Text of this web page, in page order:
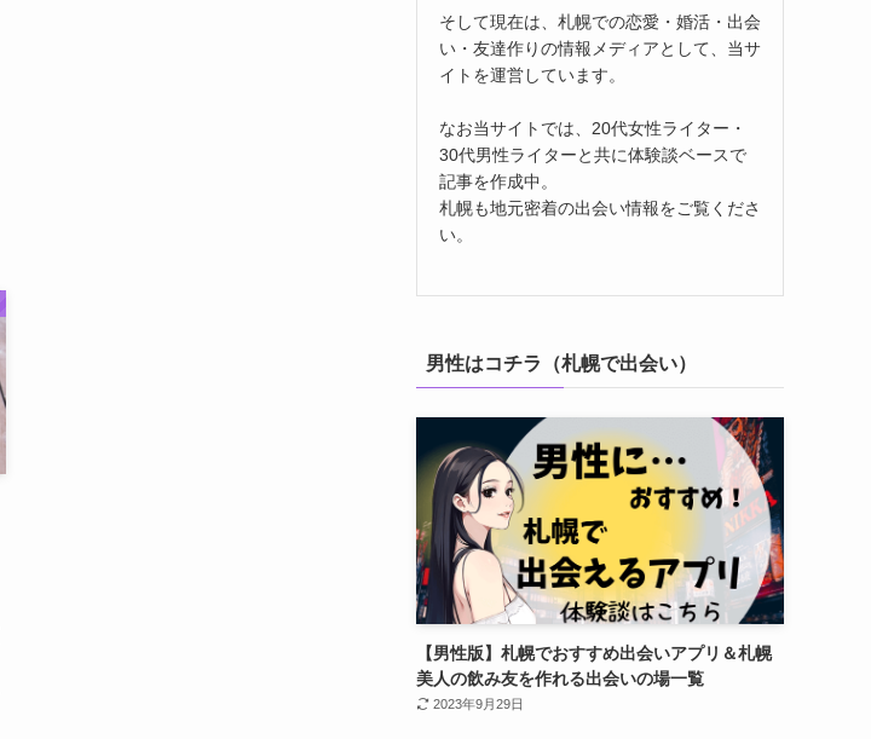
そして現在は、札幌での恋愛・婚活・出会
い・友達作りの情報メディアとして、当サ
イトを運営しています。
なお当サイトでは、20代女性ライター・
30代男性ライターと共に体験談ベースで
記事を作成中。
札幌も地元密着の出会い情報をご覧くださ
い。
男性はコチラ（札幌で出会い）
【男性版】札幌でおすすめ出会いアプリ＆札幌
美人の飲み友を作れる出会いの場一覧
2023年9月29日